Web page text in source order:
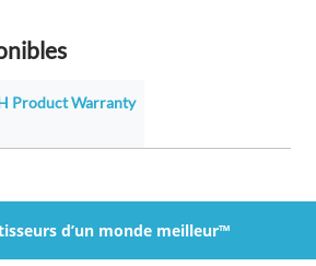
Product Warranty
d’un monde meilleur™